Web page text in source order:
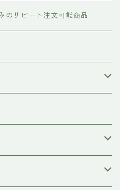
インバス）
トバス）
のリピート注文可能商品